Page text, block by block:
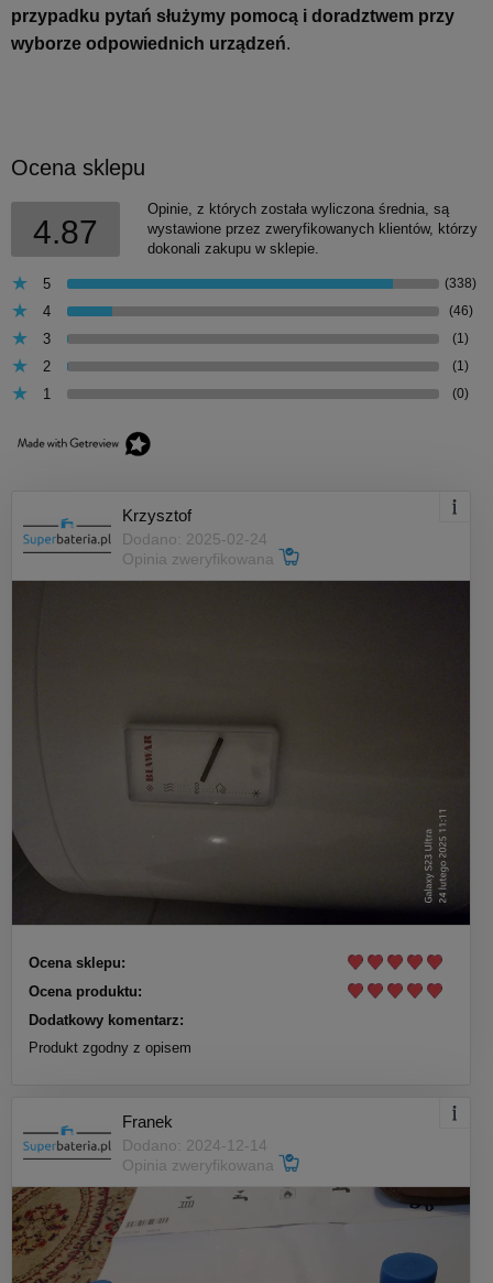
przypadku pytań służymy pomocą i doradztwem przy
wyborze odpowiednich urządzeń.
Ocena sklepu
4.87
Opinie, z których została wyliczona średnia, są
wystawione przez zweryfikowanych klientów, którzy
dokonali zakupu w sklepie.
5 (338)
4 (46)
3 (1)
2 (1)
1 (0)
Krzysztof
Dodano: 2025-02-24
Opinia zweryfikowana
Ocena sklepu:
Ocena produktu:
Dodatkowy komentarz:
Produkt zgodny z opisem
Franek
Dodano: 2024-12-14
Opinia zweryfikowana